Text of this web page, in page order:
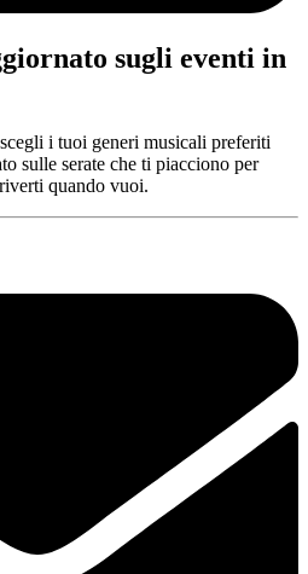
sugli eventi in
i tuoi generi musicali preferiti
sulle serate che ti piacciono per
quando vuoi.